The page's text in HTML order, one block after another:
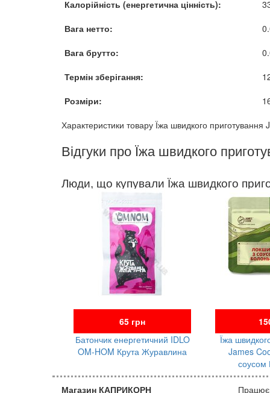
Калорійність (енергетична цінність):
Вага нетто:
Вага брутто:
Термін зберігання:
Розміри:
Характеристики товару Їжа швидкого
Відгуки про Їжа швидкого
Люди, що купували Їжа швидкого
65 грн
Батончик енергетичний IDLO
OM-HOM Крута Журавлина
Їжа
James
соусом
Магазин КАПРИКОРН